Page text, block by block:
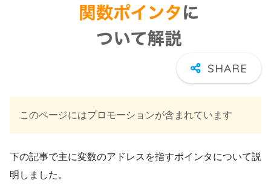
このページにはプロモーションが含まれています
下の記事で主に変数のアドレスを指すポインタについて説
明しました。